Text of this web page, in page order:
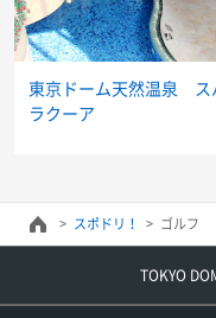
東京ドーム天然温泉 ス
ラクーア
スポドリ！ ゴルフ
TOKYO